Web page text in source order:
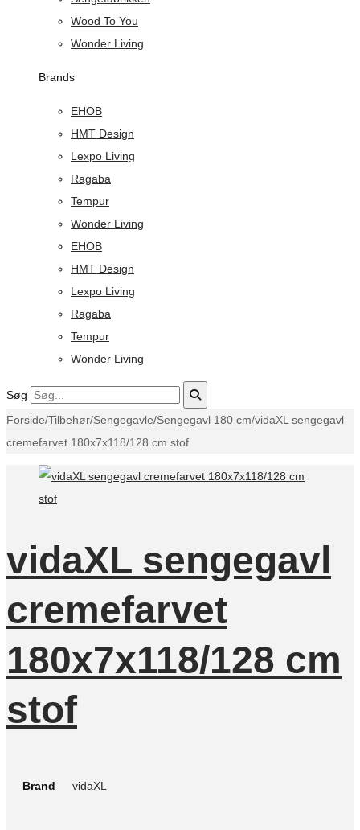
Wood To You
Wonder Living
Brands
EHOB
HMT Design
Lexpo Living
Ragaba
Tempur
Wonder Living
EHOB
HMT Design
Lexpo Living
Ragaba
Tempur
Wonder Living
Søg
Forside/Tilbehør/Sengegavle/Sengegavl 180 cm/vidaXL sengegavl
cremefarvet 180x7x118/128 cm stof
vidaXL sengegavl
cremefarvet
180x7x118/128 cm
stof
Brand vidaXL